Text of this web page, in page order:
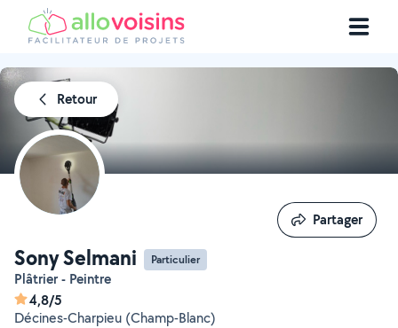
Retour
Sony Selmani Particulier
Plâtrier - Peintre
4,8/5
Décines-Charpieu (Champ-Blanc)
Partager
Partager